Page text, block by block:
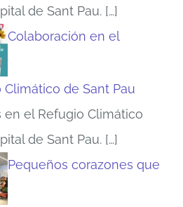
de Sant Pau.[…]
Colaboración en el
Climático de Sant Pau
en el Refugio Climático
de Sant Pau.[…]
Pequeños corazones que